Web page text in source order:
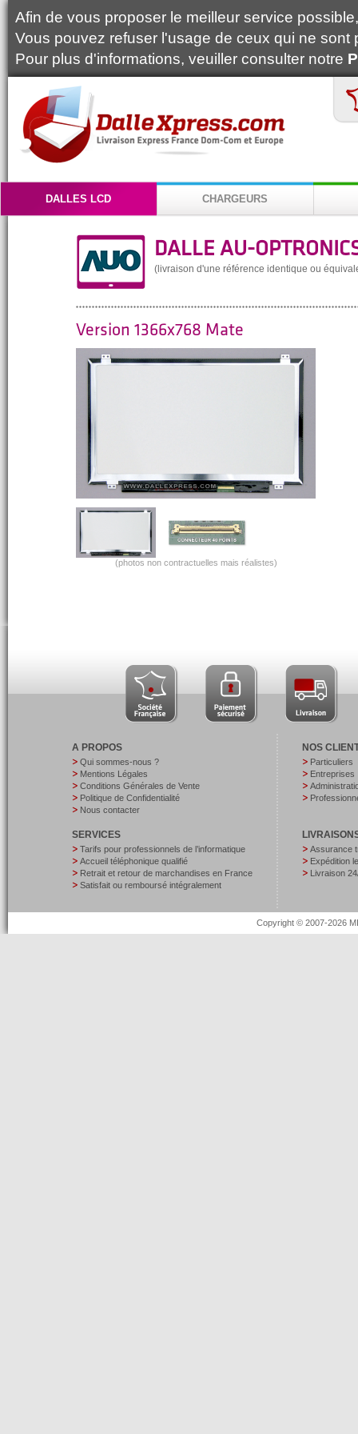
Afin de vous proposer le meilleur service
Vous pouvez refuser l'usage de ceux qui ne
Pour plus d'informations, veuiller consulter notre
DALLES LCD CHARGEURS
DALLE AU-
(livraison d'une référence identique ou
Version 1366x768 Mate
(photos non contractuelles mais réalistes)
A PROPOS
Qui sommes-nous ?
Mentions Légales
Conditions Générales de Vente
Politique de Confidentialité
Nous contacter
SERVICES
Tarifs pour professionnels de l’informatique
Accueil téléphonique qualifié
Retrait et retour de marchandises en France
Satisfait ou remboursé intégralement
NOS
Particuliers
Entreprises
Assurance
Expédition
Livraison
Copyright © 2007-2026